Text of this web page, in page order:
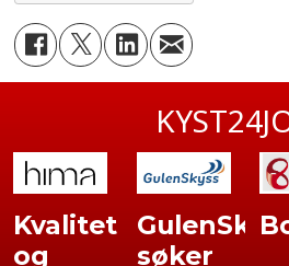
Kvalitet
og
søker